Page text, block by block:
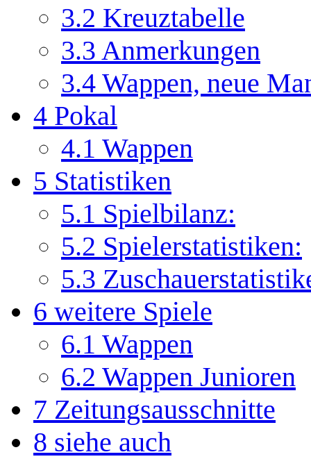
3.2 Kreuztabelle
3.3 Anmerkungen
3.4 Wappen, neue
4 Pokal
4.1 Wappen
5 Statistiken
5.1 Spielbilanz:
5.2 Spielerstatistiken:
5.3
6 weitere Spiele
6.1 Wappen
6.2 Wappen Junioren
7 Zeitungsausschnitte
8 siehe auch